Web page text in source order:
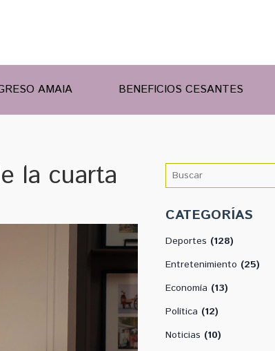
AMAIA BENEFICIOS CESANTES
la cuarta
CATEGORÍAS
Deportes (128)
Entretenimiento (25)
Economía (13)
Política (12)
Noticias (10)